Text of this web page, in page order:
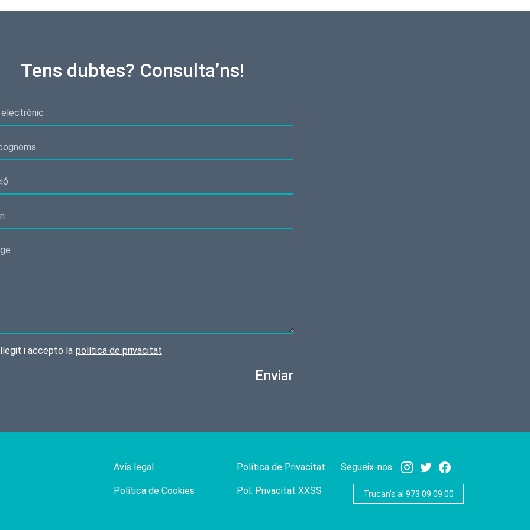
Tens dubtes? Consulta’ns!
i accepto la política de privacitat
Enviar
Avís legal
Política de Cookies
Política de Privacitat
Pol. Privacitat XXSS
Segueix-nos:
Trucan’s al 973 09 09 00